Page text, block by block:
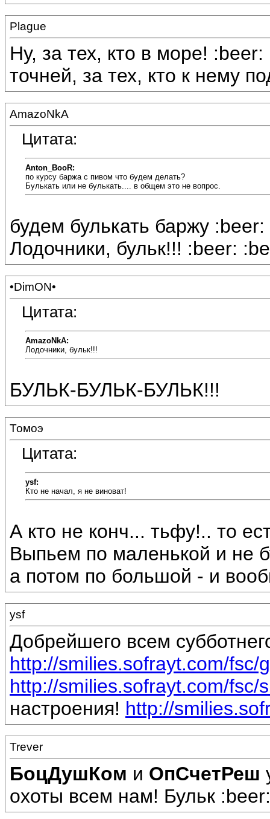
Plague
Ну, за тех, кто в море! :beer:
точней, за тех, кто к нему
AmazoNkA
Цитата:
Anton_BooR:
по курсу баржа с пивом что будем делать?
Булькать или не булькать.... в общем это не вопрос.
будем булькать баржу :beer:
Лодочники, бульк!!! :beer:
•DimON•
Цитата:
AmazoNkA:
Лодочники, бульк!!!
БУЛЬК-БУЛЬК-БУЛЬК!!!
Томоэ
Цитата:
ysf:
Кто не начал, я не виноват!
А кто не конч... тьфу!.. то
Выпьем по маленькой и не
а потом по большой - и
ysf
Добрейшего всем
http://smilies.sofrayt.com/fsc/
http://smilies.sofrayt.com/fsc/
настроения! http://
Trever
БоцДушКом и ОпСчетРеш
охоты всем нам! Бульк